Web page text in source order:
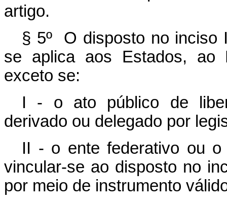
artigo.
§ 5º O disposto no
se aplica aos Estados, ao
exceto se:
I - o ato público de
derivado ou delegado por
II - o ente federativo ou o
vincular-se ao disposto no
por meio de instrumento